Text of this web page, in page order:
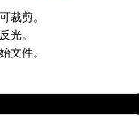
裁剪。
光。
文件。